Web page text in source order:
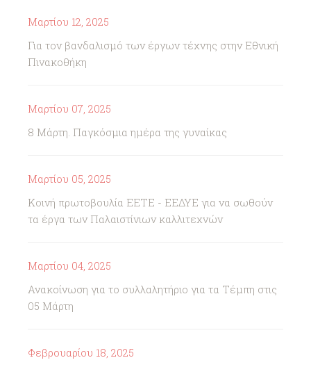
Μαρτίου 12, 2025
Για τον βανδαλισμό των έργων τέχνης στην Εθνική
Πινακοθήκη
Μαρτίου 07, 2025
8 Μάρτη. Παγκόσμια ημέρα της γυναίκας
Μαρτίου 05, 2025
Κοινή πρωτοβουλία ΕΕΤΕ - ΕΕΔΥΕ για να σωθούν
τα έργα των Παλαιστίνιων καλλιτεχνών
Μαρτίου 04, 2025
Ανακοίνωση για το συλλαλητήριο για τα Τέμπη στις
05 Μάρτη
Φεβρουαρίου 18, 2025